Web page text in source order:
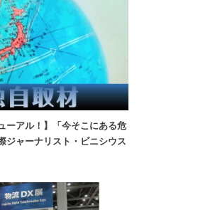
ーアル！】「今そこにある危
ャーナリスト・ビニシウス